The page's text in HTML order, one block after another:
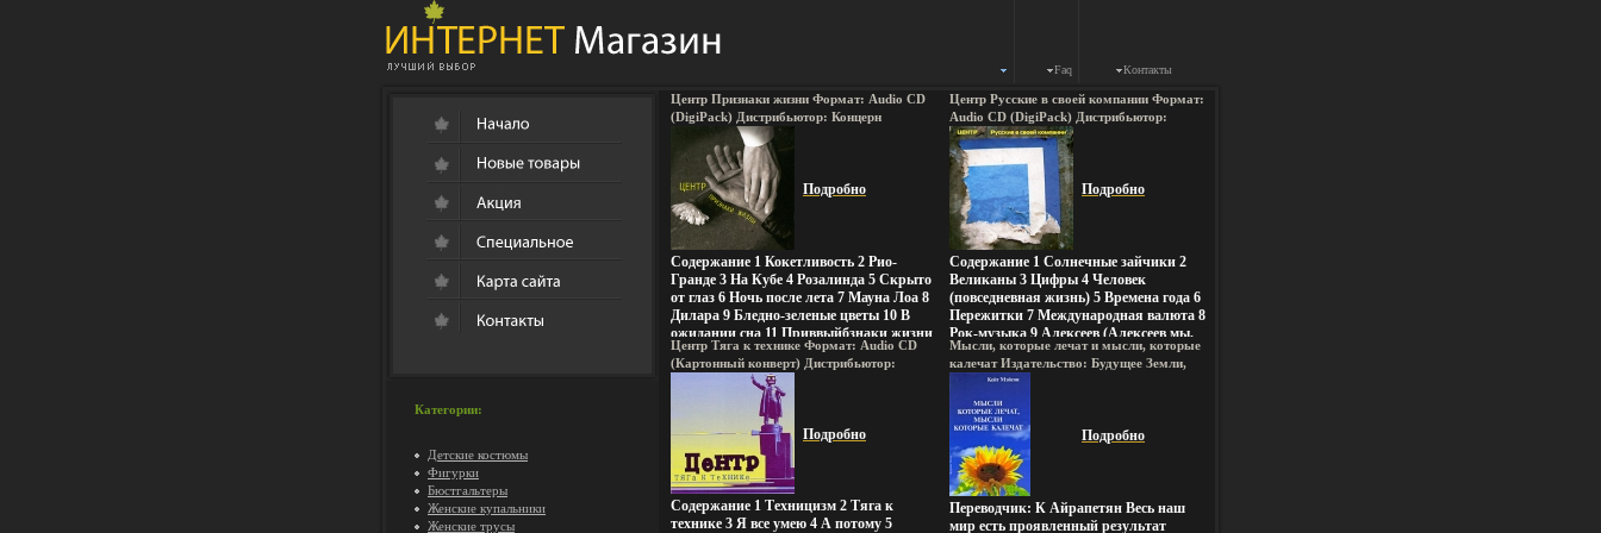
Faq Контакты
Категории:
Детские костюмы
Фигурки
Бюстгальтеры
Женские купальники
Женские трусы
Центр Признаки жизни Формат: Audio CD
(DigiPack) Дистрибьютор: Концерн
"Группа Союз" Россия Лицензионные
товары Характеристики аудионосителей
2009 г Альбом: Российское издание инфо
4524q.
Подробно
Содержание 1 Кокетливость 2 Рио-
Гранде 3 На Кубе 4 Розалинда 5 Скрыто
от глаз 6 Ночь после лета 7 Мауна Лоа 8
Дилара 9 Бледно-зеленые цветы 10 В
ожидании сна 11 Приввыйбзнаки жизни
Исполнитель "Центр" Группа была
образована в Москве в 1981 году В 1982-
м состав “Центра” стабилизировался, и
в группу вошли: бессменный лидер,
автор, идеолог и единственный
постоянный участник коллектива
Василий Шумов – бас, вокал,
АЛоктевовхув – клавишные,
ВВиноградов – .
Центр Тяга к технике Формат: Audio CD
(Картонный конверт) Дистрибьютор:
Концерн "Группа Союз" Россия
Лицензионные товары Характеристики
аудионосителей 2008 г Альбом: Российское
издание инфо 4531q.
Подробно
Содержание 1 Техницизм 2 Тяга к
технике 3 Я все умею 4 А потому 5
Центр Русские в своей компании Формат:
Audio CD (DigiPack) Дистрибьютор:
Концерн "Группа Союз" Россия
Лицензионные товары Характеристики
аудионосителей 2009 г Альбом: Российское
издание инфо 4528q.
Подробно
Содержание 1 Солнечные зайчики 2
Великаны 3 Цифры 4 Человек
(повседневная жизнь) 5 Времена года 6
Пережитки 7 Международная валюта 8
Рок-музыка 9 Алексеев (Алексеев мы,
Алеввыйвксеев вы) Исполнитель
"Центр" Группа была образована в
Москве в 1981 году В 1982-м состав
“Центра” стабилизировался, и в группу
вошли: бессменный лидер, автор,
идеолог и единственный постоянный
участник коллектива Василий Шумов –
бас, вокал, АЛоктев вовхц– клавишные,
ВВиноградов – .
Мысли, которые лечат и мысли, которые
калечат Издательство: Будущее Земли,
2007 г Мягкая обложка, 304 стр ISBN 5-
94432-084-2 Тираж: 1500 экз Формат:
84x108/32 (~130х205 мм) инфо 4549q.
Подробно
Переводчик: К Айрапетян Весь наш
мир есть проявленный результат